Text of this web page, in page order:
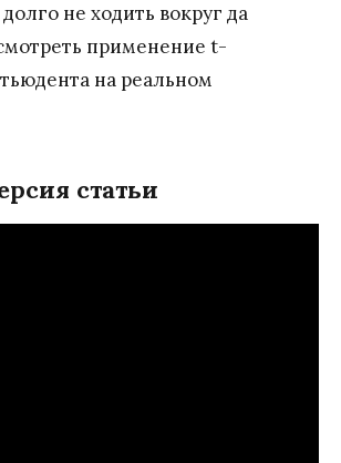
не ходить вокруг да
применение t-
на реальном
статьи